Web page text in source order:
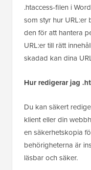
.htaccess-filen i
som styr hur URL:er
den för att hantera
URL:er till rätt
skadad kan dina
Hur redigerar jag
Du kan säkert
klient eller din
en säkerhetskopia
behörigheterna är
läsbar och säker.